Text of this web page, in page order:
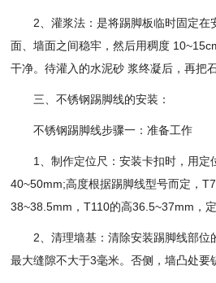
2、灌浆法：是将踢脚板临时固定
面、墙面之间稳牢，然后用稠度
干净。待灌入的水泥砂 浆终凝后，再把
三、不锈钢踢脚线的安装：
不锈钢踢脚线步骤一：准备工作
1、制作定位尺：安装卡扣时，用
40~50mm;高度根据踢脚线型号而定，
38~38.5mm，T110的高36.5~37mm，
2、清理墙基：清除安装踢脚线部
最大缝隙不大于3毫米。否侧，墙凸处要